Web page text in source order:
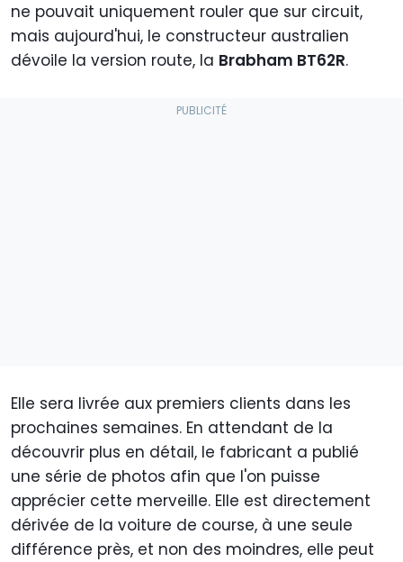
ne pouvait uniquement rouler que sur circuit,
mais aujourd'hui, le constructeur australien
dévoile la version route, la Brabham BT62R.
Elle sera livrée aux premiers clients dans les
prochaines semaines. En attendant de la
découvrir plus en détail, le fabricant a publié
une série de photos afin que l'on puisse
apprécier cette merveille. Elle est directement
dérivée de la voiture de course, à une seule
différence près, et non des moindres, elle peut